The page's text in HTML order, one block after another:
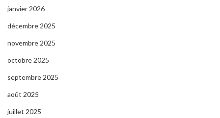
janvier 2026
décembre 2025
novembre 2025
octobre 2025
septembre 2025
août 2025
juillet 2025